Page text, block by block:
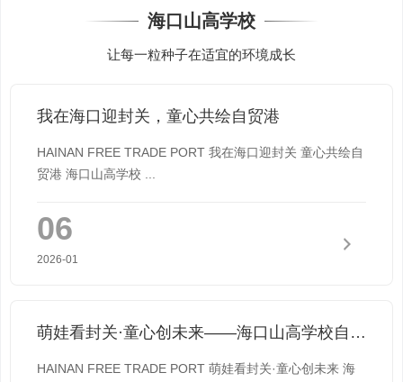
海口山高学校
让每一粒种子在适宜的环境成长
我在海口迎封关，童心共绘自贸港
HAINAN FREE TRADE PORT 我在海口迎封关 童心共绘自
贸港 海口山高学校 ...
06
2026-01
萌娃看封关·童心创未来——海口山高学校自贸港小主人成长计划
HAINAN FREE TRADE PORT 萌娃看封关·童心创未来 海